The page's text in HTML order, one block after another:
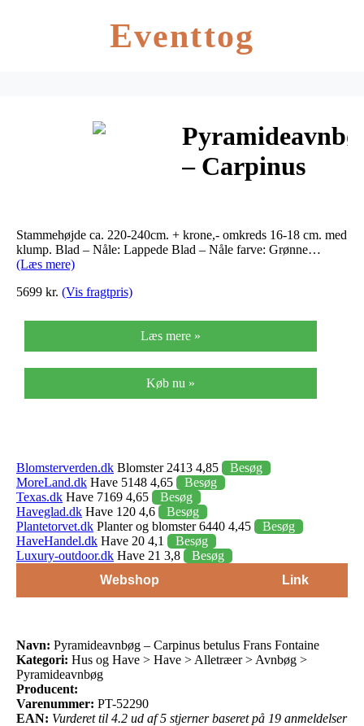
Eventtog
– Carpinus
Fontaine
Stammehøjde ca. 220-240cm. + krone,- omkreds 16-18 cm. med
klump. Blad – Nåle: Lappede Blad – Nåle farve: Grønne…
(Læs mere)
5699 kr. (Vis fragtpris)
Læs mere »
Køb nu »
Blomsterverden.dk Blomster 2413 4,85
Besøg
MoreLand.dk Have 5148 4,65
Besøg
Texas.dk Have 7169 4,65
Besøg
Haveglad.dk Have 120 4,6
Besøg
Plantetorvet.dk Planter og blomster 6440 4,45
Besøg
HaveHandel.dk Have 20 4,1
Besøg
Luxury-outdoor.dk Have 21 3,8
Besøg
Webshop
Link
Navn: Pyramideavnbøg – Carpinus betulus Frans Fontaine
Kategori: Hus og Have > Have > Alletræer > Avnbøg >
Pyramideavnbøg
Producent:
Varenummer: PT-52290
EAN: Vurderet til 4.2 ud af 5 stjerner baseret på 19 anmeldelser